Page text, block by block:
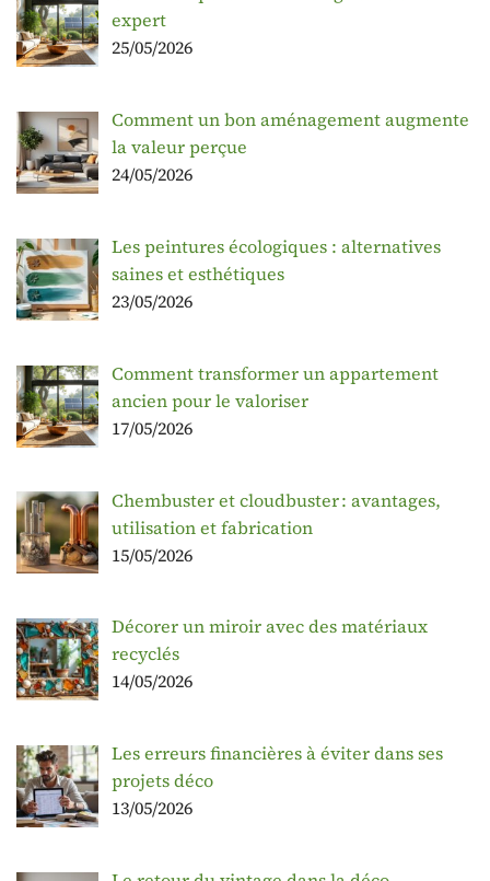
expert
25/05/2026
Comment un bon aménagement augmente
la valeur perçue
24/05/2026
Les peintures écologiques : alternatives
saines et esthétiques
23/05/2026
Comment transformer un appartement
ancien pour le valoriser
17/05/2026
Chembuster et cloudbuster : avantages,
utilisation et fabrication
15/05/2026
Décorer un miroir avec des matériaux
recyclés
14/05/2026
Les erreurs financières à éviter dans ses
projets déco
13/05/2026